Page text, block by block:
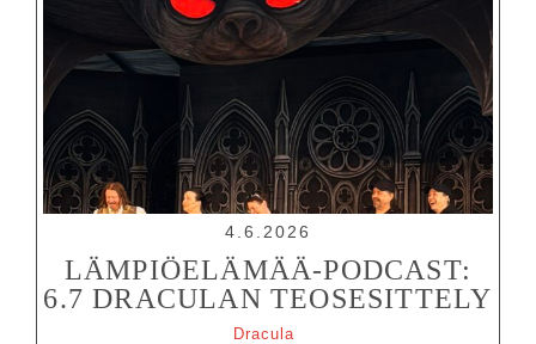
4.6.2026
LÄMPIÖELÄMÄÄ-PODCAST:
6.7 DRACULAN TEOSESITTELY
Dracula